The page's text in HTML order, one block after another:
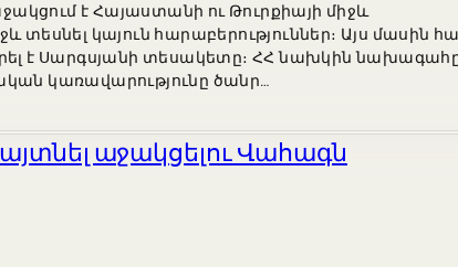
է Հայաստանի ու Թուրքիայի միջև
տեսնել կայուն հարաբերություններ։ Այս մասին
է Սարգսյանի տեսակետը։ ՀՀ նախկին
կառավարությունը ծանր…